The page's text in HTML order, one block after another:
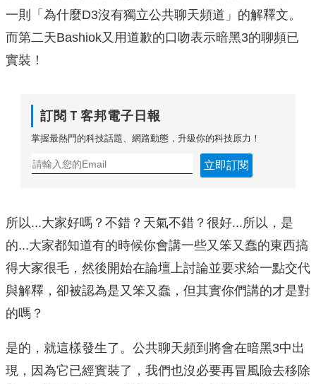
一則「為什麼D3沒有獨立公共聊天頻道」的解釋文。
而第二天Bashiok又用道歉的口吻表示暗黑3的聊頻已
實裝！
訂閱Ｔ客邦電子日報
掌握最熱門的科技話題、網路動態，升級你的科技原力！
立即訂閱
所以...大家好嗎？不錯？天氣不錯？很好...所以，是
的...大家都知道有的時候你會講一些又笨又蠢的東西搞
得大家很毛，然後開始在論壇上討論並要求給一點交代
與解釋，卻被認為是又笨又蠢，但其實你們講的才是對
的嗎？
是的，就這樣發生了。公共聊天頻到將會在暗黑3中出
現，因為它已經實裝了，我們也沒必要再冒風險去移除